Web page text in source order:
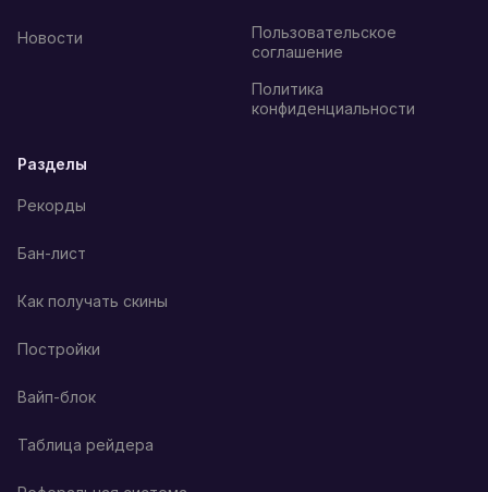
Новости
Пользовательское
соглашение
Политика
конфиденциальности
Разделы
Рекорды
Бан-лист
Как получать скины
Постройки
Вайп-блок
Таблица рейдера